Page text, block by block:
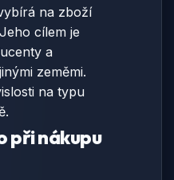
na zboží
cílem je
a
zeměmi.
na typu
při nákupu